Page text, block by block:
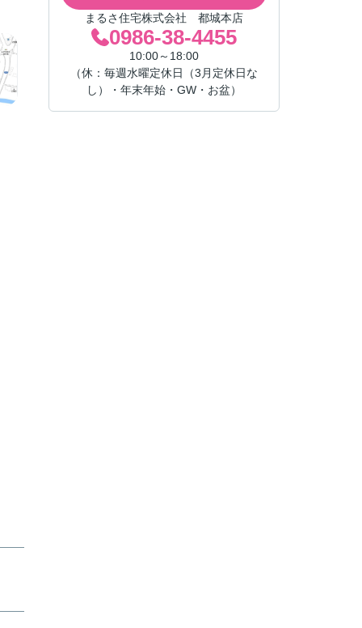
まるさ住宅株式会社 都城本店
0986-38-4455
10:00～18:00
（休：毎週水曜定休日（3月定休日な
し）・年末年始・GW・お盆）